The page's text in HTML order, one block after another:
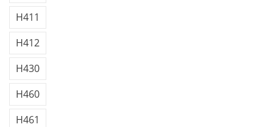
H411
H412
H430
H460
H461